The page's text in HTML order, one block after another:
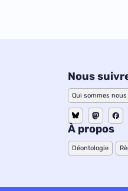
Nous
Qui sommes nous
À propos
Déontologie